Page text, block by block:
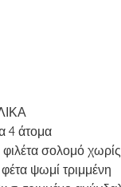
4 άτομα
φιλέτα σολομό
φέτα ψωμί τριμμένη